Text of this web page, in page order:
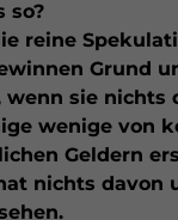
so?
reine
Grund
wenn sie nichts
wenige von
Geldern
nichts davon